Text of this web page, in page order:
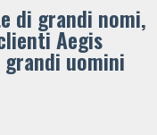
di grandi nomi,
​Aegis
uomini